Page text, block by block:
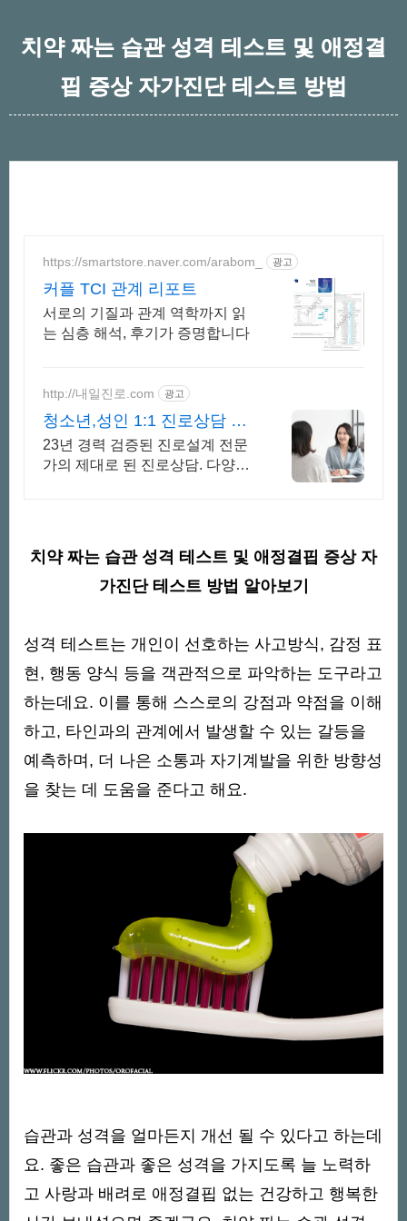
치약 짜는 습관 성격 테스트 및 애정결
핍 증상 자가진단 테스트 방법
https://smartstore.naver.com/arabom_ 광고
커플 TCI 관계 리포트
서로의 기질과 관계 역학까지 읽
는 심층 해석, 후기가 증명합니다
http://내일진로.com 광고
청소년,성인 1:1 진로상담 온
라인 화상 진로/고민상담
23년 경력 검증된 진로설계 전문
가의 제대로 된 진로상담. 다양한
치약 짜는 습관 성격 테스트 및 애정결핍 증상 자
가진단 테스트 방법 알아보기
성격 테스트는 개인이 선호하는 사고방식, 감정 표
현, 행동 양식 등을 객관적으로 파악하는 도구라고
하는데요. 이를 통해 스스로의 강점과 약점을 이해
하고, 타인과의 관계에서 발생할 수 있는 갈등을
예측하며, 더 나은 소통과 자기계발을 위한 방향성
을 찾는 데 도움을 준다고 해요.
습관과 성격을 얼마든지 개선 될 수 있다고 하는데
요. 좋은 습관과 좋은 성격을 가지도록 늘 노력하
고 사랑과 배려로 애정결핍 없는 건강하고 행복한